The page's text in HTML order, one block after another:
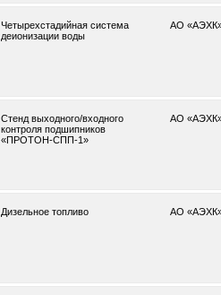
Четырехстадийная система
деионизации воды
АО
Стенд выходного/входного
контроля подшипников
«ПРОТОН-СПП-1»
АО
Дизельное топливо АО